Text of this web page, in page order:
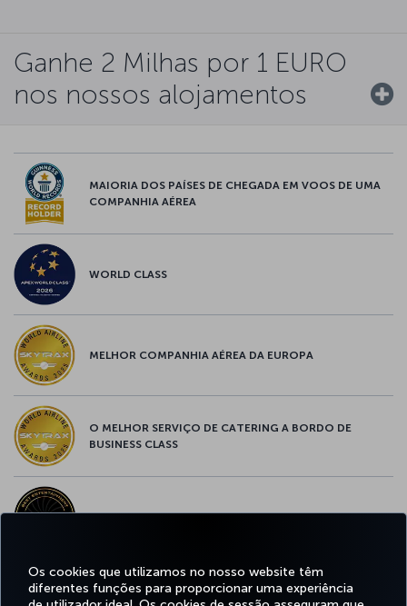
Os cookies que utilizamos no nosso website têm
diferentes funções para proporcionar uma experiência
Ganhe 2 Milhas por 1 EURO
nos nossos alojamentos
MAIORIA DOS PAÍSES DE CHEGADA EM VOOS DE UMA
COMPANHIA AÉREA
WORLD CLASS
MELHOR COMPANHIA AÉREA DA EUROPA
O MELHOR SERVIÇO DE CATERING A BORDO DE
BUSINESS CLASS
MELHOR ENTRETENIMENTO DA EUROPA
MELHOR WI-FI DA EUROPA